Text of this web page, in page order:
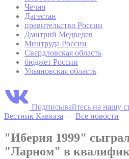
Чечня
Дагестан
правительство России
Дмитрий Медведев
Минтруда России
Свердловская область
бюджет России
Ульяновская область
Подписывайтесь на нашу
Вестник Кавказа — Все новости
"Иберия 1999"
"Ларном" в